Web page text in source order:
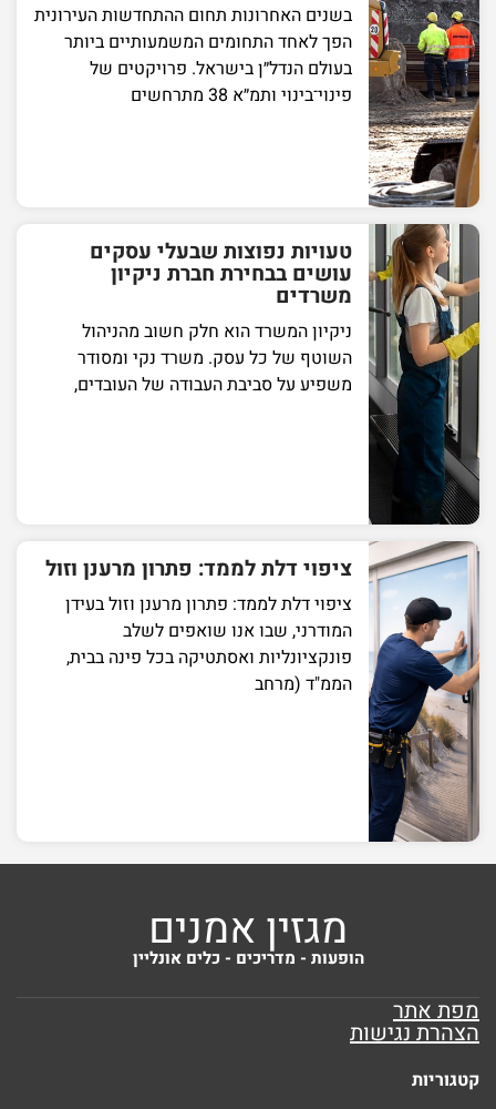
בשנים האחרונות תחום ההתחדשות העירונית
הפך לאחד התחומים המשמעותיים ביותר
בעולם הנדל״ן בישראל. פרויקטים של
פינוי־בינוי ותמ״א 38 מתרחשים
טעויות נפוצות שבעלי עסקים
עושים בבחירת חברת ניקיון
משרדים
ניקיון המשרד הוא חלק חשוב מהניהול
השוטף של כל עסק. משרד נקי ומסודר
משפיע על סביבת העבודה של העובדים,
ציפוי דלת לממד: פתרון מרענן וזול
ציפוי דלת לממד: פתרון מרענן וזול בעידן
המודרני, שבו אנו שואפים לשלב
פונקציונליות ואסתטיקה בכל פינה בבית,
הממ"ד (מרחב
מגזין אמנים
הופעות - מדריכים - כלים אונליין
מפת אתר
הצהרת נגישות
קטגוריות